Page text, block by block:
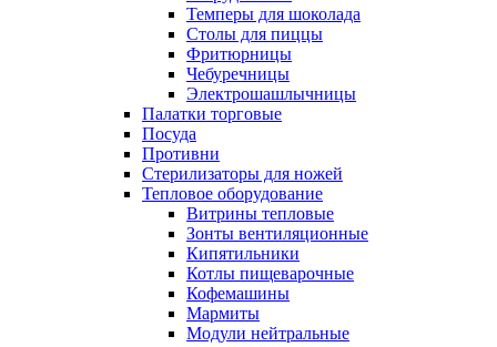
Темперы для шоколада
Столы для пиццы
Фритюрницы
Чебуречницы
Электрошашлычницы
Палатки торговые
Посуда
Противни
Стерилизаторы для ножей
Тепловое оборудование
Витрины тепловые
Зонты вентиляционные
Кипятильники
Котлы пищеварочные
Кофемашины
Мармиты
Модули нейтральные